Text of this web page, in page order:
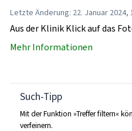
Letzte Änderung: 22. Januar 2024,
Aus der Klinik Klick auf das
Mehr Informationen
Such-Tipp
Mit der Funktion »Treffer filtern«
verfeinern.